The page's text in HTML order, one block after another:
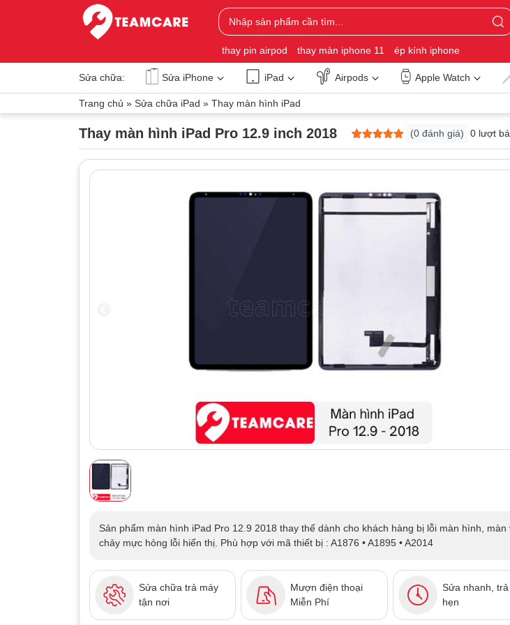
thay pin airpod thay màn iphone 11 ép kính iphone
Sửa chữa: Sửa iPhone iPad Airpods Apple Watch
Trang chủ » Sửa chữa iPad » Thay màn hình iPad
Thay màn hình iPad Pro 12.9 inch 2018
5trên 5
dựa trên
0
đánh giá
(0 đánh giá) 0 lượt
Sản phẩm màn hình iPad Pro 12.9 2018 thay thế dành cho khách hàng bị lỗi màn hình, màn
chảy mực hỏng lỗi hiển thị. Phù hợp với mã thiết bị : A1876 • A1895 • A2014
Sửa chữa trả máy
tận nơi
Mượn điện thoại
Miễn Phí
Sửa nhanh,
hẹn